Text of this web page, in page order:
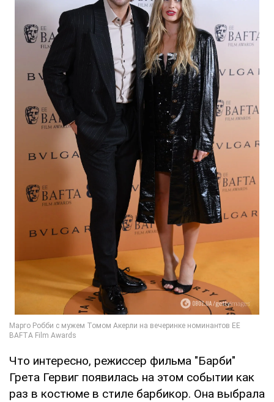
Что интересно, режиссер фильма "Барби"
Грета Гервиг появилась на этом событии как
раз в костюме в стиле барбикор. Она выбрала